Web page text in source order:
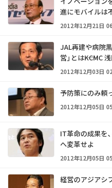
進にモバイルは
2012年12月21日
JAL再建や病院
営」とは――KCMC
2012年12月03日
予防策にのみ頼
2012年12月05日
IT革命の成果を
へ変革せよ
2012年12月05日
経営のアジアシ